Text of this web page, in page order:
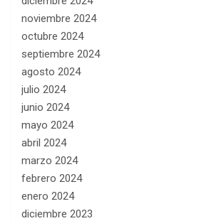
noviembre 2024
octubre 2024
septiembre 2024
agosto 2024
julio 2024
junio 2024
mayo 2024
abril 2024
marzo 2024
febrero 2024
enero 2024
diciembre 2023